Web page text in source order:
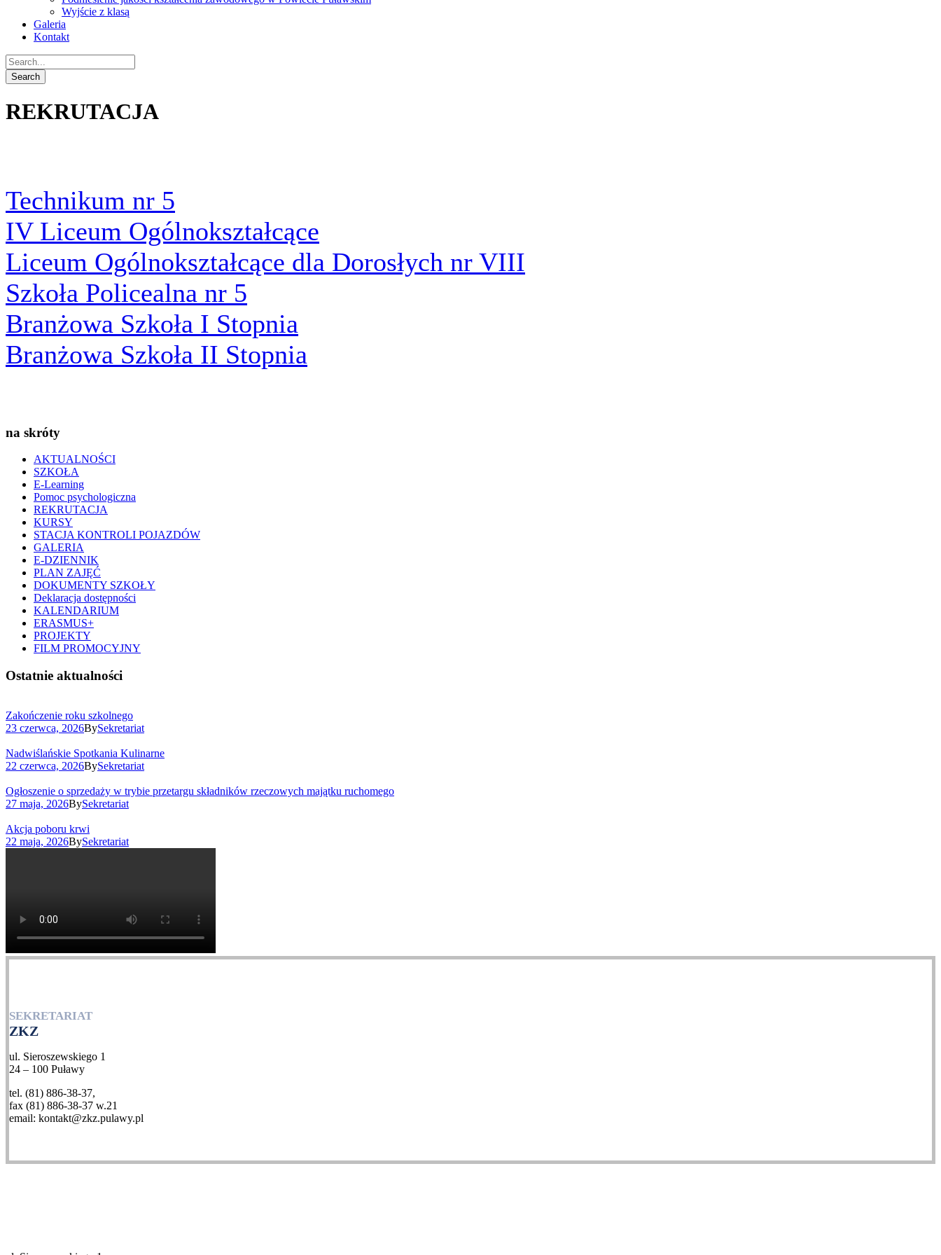
Wyjście z klasą
Galeria
Kontakt
REKRUTACJA
Technikum nr 5
IV Liceum Ogólnokształcące
Liceum Ogólnokształcące dla Dorosłych nr VIII
Szkoła Policealna nr 5
Branżowa Szkoła I Stopnia
Branżowa Szkoła II Stopnia
na skróty
AKTUALNOŚCI
SZKOŁA
E-Learning
Pomoc psychologiczna
REKRUTACJA
KURSY
STACJA KONTROLI POJAZDÓW
GALERIA
E-DZIENNIK
PLAN ZAJĘĆ
DOKUMENTY SZKOŁY
Deklaracja dostępności
KALENDARIUM
ERASMUS+
PROJEKTY
FILM PROMOCYJNY
Ostatnie aktualności
Zakończenie roku szkolnego
23 czerwca, 2026BySekretariat
Nadwiślańskie Spotkania Kulinarne
22 czerwca, 2026BySekretariat
Ogłoszenie o sprzedaży w trybie przetargu składników rzeczowych majątku ruchomego
27 maja, 2026BySekretariat
Akcja poboru krwi
22 maja, 2026BySekretariat
SEKRETARIAT
ZKZ
ul. Sieroszewskiego 1
24 – 100 Puławy
tel. (81) 886-38-37,
fax (81) 886-38-37 w.21
email: kontakt@zkz.pulawy.pl